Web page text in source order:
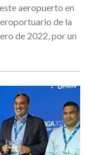
aeropuerto en
de la
de 2022, por un